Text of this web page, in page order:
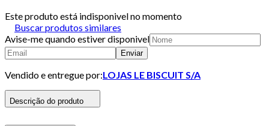
Este produto está indisponivel no momento
Buscar produtos similares
Avise-me quando estiver disponivel
Enviar
Vendido e entregue por:LOJAS LE BISCUIT S/A
Descrição do produto